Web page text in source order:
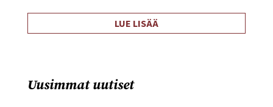
LUE LISÄÄ
Uusimmat uutiset